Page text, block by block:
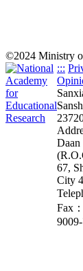
©2024 Ministry
:::
Daan
67,
City
Fax